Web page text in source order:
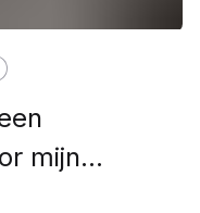
mijn